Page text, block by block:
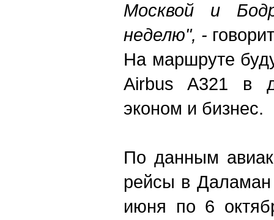
Москвой и
неделю", -
На маршруте
Airbus A321 в
эконом и бизнес.
По данным
рейсы в Даламан
июня по 6